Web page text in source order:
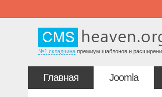
№1 складчина премиум шаблонов и
Главная Joomla